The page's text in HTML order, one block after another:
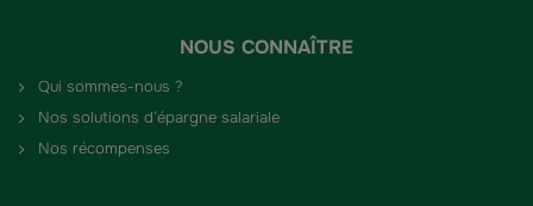
NOUS CONNAÎTRE
Qui sommes-nous ?
Nos solutions d’épargne salariale
Nos récompenses